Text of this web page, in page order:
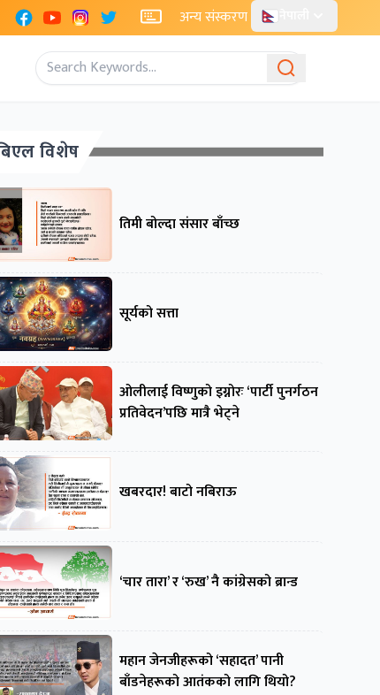
FacebookYouTubeInstagram
X अन्य संस्करण
विशेष
तिमी बोल्दा संसार बाँच्छ
सूर्यको सत्ता
ओलीलाई विष्णुको इग्नोरः ‘पार्टी पुनर्गठन
प्रतिवेदन’पछि मात्रै भेट्ने
खबरदार! बाटो नबिराऊ
‘चार तारा’ र ‘रुख’ नै कांग्रेसको ब्रान्ड
महान जेनजीहरूको ‘सहादत’ पानी
बाँडनेहरूको आतंकको लागि थियो?